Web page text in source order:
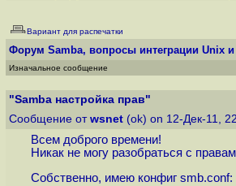
Вариант для распечатки
Форум Samba, вопросы интеграции Unix
Изначальное сообщение
"Samba настройка прав"
Сообщение от wsnet (ok) on 12-Дек-11,
Всем доброго времени!
Никак не могу разобраться с
Собственно, имею конфиг smb.conf: